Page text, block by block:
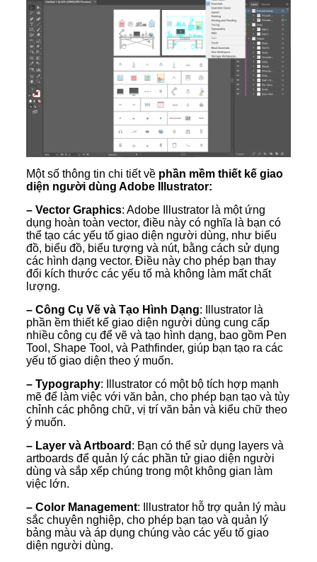
Một số thông tin chi tiết vềphần mềm thiết kế giao
diện người dùng Adobe Illustrator:
– Vector Graphics: Adobe Illustrator là một ứng
dụng hoàn toàn vector, điều này có nghĩa là bạn có
thể tạo các yếu tố giao diện người dùng, như biểu
đồ, biểu đồ, biểu tượng và nút, bằng cách sử dụng
các hình dạng vector. Điều này cho phép bạn thay
đổi kích thước các yếu tố mà không làm mất chất
lượng.
– Công Cụ Vẽ và Tạo Hình Dạng: Illustrator là
phần ềm thiết kế giao diện người dùng cung cấp
nhiều công cụ để vẽ và tạo hình dạng, bao gồm Pen
Tool, Shape Tool, và Pathfinder, giúp bạn tạo ra các
yếu tố giao diện theo ý muốn.
– Typography: Illustrator có một bộ tích hợp mạnh
mẽ để làm việc với văn bản, cho phép bạn tạo và tùy
chỉnh các phông chữ, vị trí văn bản và kiểu chữ theo
ý muốn.
– Layer và Artboard : Bạn có thể sử dụng layers và
artboards để quản lý các phần tử giao diện người
dùng và sắp xếp chúng trong một không gian làm
việc lớn.
– Color Management: Illustrator hỗ trợ quản lý màu
sắc chuyên nghiệp, cho phép bạn tạo và quản lý
bảng màu và áp dụng chúng vào các yếu tố giao
diện người dùng.